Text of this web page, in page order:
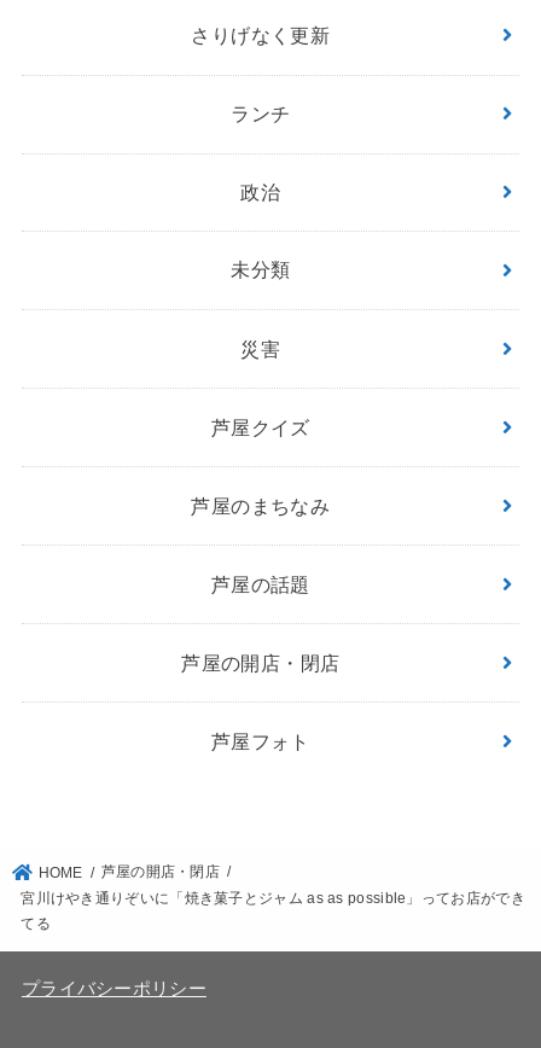
さりげなく更新
ランチ
政治
未分類
災害
芦屋クイズ
芦屋のまちなみ
芦屋の話題
芦屋の開店・閉店
芦屋フォト
HOME
芦屋の開店・閉店
宮川けやき通りぞいに「焼き菓子とジャム as as possible」ってお店ができ
てる
プライバシーポリシー